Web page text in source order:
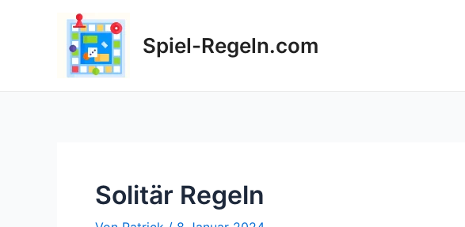
Spiel-Regeln.com
Solitär Regeln